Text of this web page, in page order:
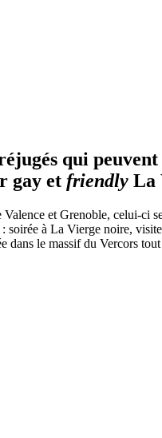
qui
gay et friendly La
et Grenoble, celui-ci
soirée à La Vierge noire,
dans le massif du Vercors